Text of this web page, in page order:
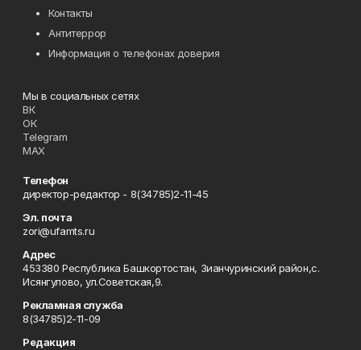
Контакты
Антитеррор
Информация о телефонах доверия
Мы в социальных сетях
ВК
ОК
Telegram
MAX
Телефон
директор-редактор - 8(34785)2-11-45
Эл. почта
zori@ufamts.ru
Адрес
453380 Республика Башкортостан, Зианчуринский район,с.
Исянгулово, ул.Советская,9.
Рекламная служба
8(34785)2-11-09
Редакция